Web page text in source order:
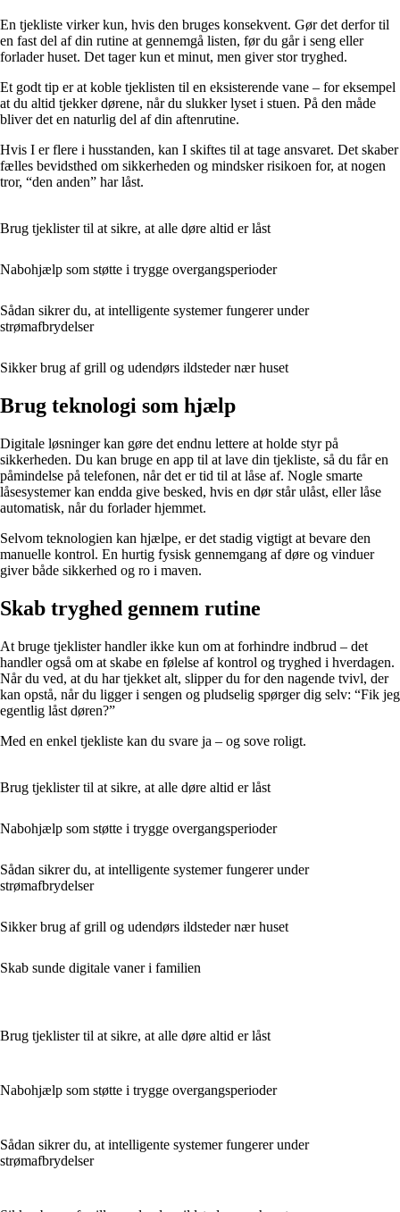
En tjekliste virker kun, hvis den bruges konsekvent. Gør det derfor til
en fast del af din rutine at gennemgå listen, før du går i seng eller
forlader huset. Det tager kun et minut, men giver stor tryghed.
Et godt tip er at koble tjeklisten til en eksisterende vane – for eksempel
at du altid tjekker dørene, når du slukker lyset i stuen. På den måde
bliver det en naturlig del af din aftenrutine.
Hvis I er flere i husstanden, kan I skiftes til at tage ansvaret. Det skaber
fælles bevidsthed om sikkerheden og mindsker risikoen for, at nogen
tror, “den anden” har låst.
Brug tjeklister til at sikre, at alle døre altid er låst
Nabohjælp som støtte i trygge overgangsperioder
Sådan sikrer du, at intelligente systemer fungerer under
strømafbrydelser
Sikker brug af grill og udendørs ildsteder nær huset
Brug teknologi som hjælp
Digitale løsninger kan gøre det endnu lettere at holde styr på
sikkerheden. Du kan bruge en app til at lave din tjekliste, så du får en
påmindelse på telefonen, når det er tid til at låse af. Nogle smarte
låsesystemer kan endda give besked, hvis en dør står ulåst, eller låse
automatisk, når du forlader hjemmet.
Selvom teknologien kan hjælpe, er det stadig vigtigt at bevare den
manuelle kontrol. En hurtig fysisk gennemgang af døre og vinduer
giver både sikkerhed og ro i maven.
Skab tryghed gennem rutine
At bruge tjeklister handler ikke kun om at forhindre indbrud – det
handler også om at skabe en følelse af kontrol og tryghed i hverdagen.
Når du ved, at du har tjekket alt, slipper du for den nagende tvivl, der
kan opstå, når du ligger i sengen og pludselig spørger dig selv: “Fik jeg
egentlig låst døren?”
Med en enkel tjekliste kan du svare ja – og sove roligt.
Brug tjeklister til at sikre, at alle døre altid er låst
Nabohjælp som støtte i trygge overgangsperioder
Sådan sikrer du, at intelligente systemer fungerer under
strømafbrydelser
Sikker brug af grill og udendørs ildsteder nær huset
Skab sunde digitale vaner i familien
Brug tjeklister til at sikre, at alle døre altid er låst
Nabohjælp som støtte i trygge overgangsperioder
Sådan sikrer du, at intelligente systemer fungerer under
strømafbrydelser